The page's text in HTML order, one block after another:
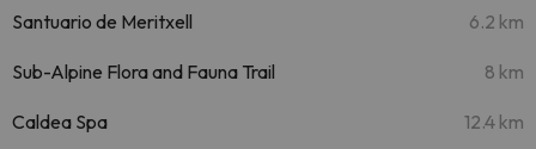
Santuario de Meritxell 6.2 km
Sub-Alpine Flora and Fauna Trail 8 km
Caldea Spa 12.4 km